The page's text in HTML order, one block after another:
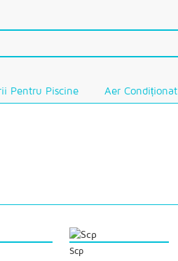
Pentru Piscine Aer Condiționat
Scp